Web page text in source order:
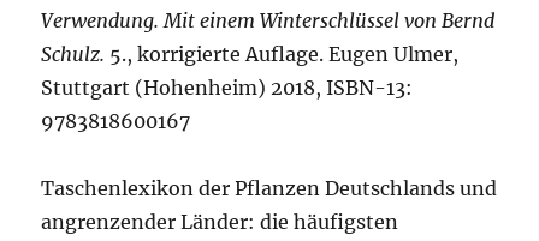
Verwendung. Mit einem Winterschlüssel von Bernd
Schulz. 5., korrigierte Auflage. Eugen Ulmer,
Stuttgart (Hohenheim) 2018, ISBN-13:
9783818600167
Taschenlexikon der Pflanzen Deutschlands und
angrenzender Länder: die häufigsten